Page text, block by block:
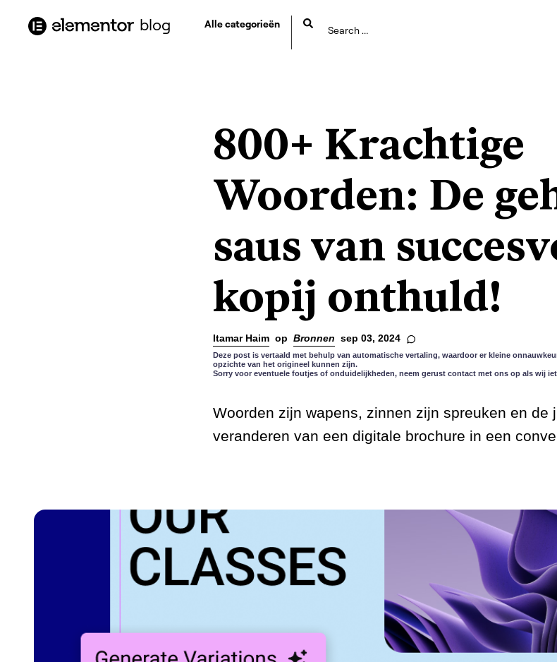
inhoud
blog Alle categorieën
800+ Krachtige
Woorden: De
saus van
kopij onthuld!
Itamar Haim op Bronnen sep 03, 2024
Deze post is vertaald met behulp van automatische vertaling, waardoor er kleine
opzichte van het origineel kunnen zijn.
Sorry voor eventuele foutjes of onduidelijkheden, neem gerust contact met ons op als wij
Woorden zijn wapens, zinnen zijn spreuken en de
veranderen van een digitale brochure in een